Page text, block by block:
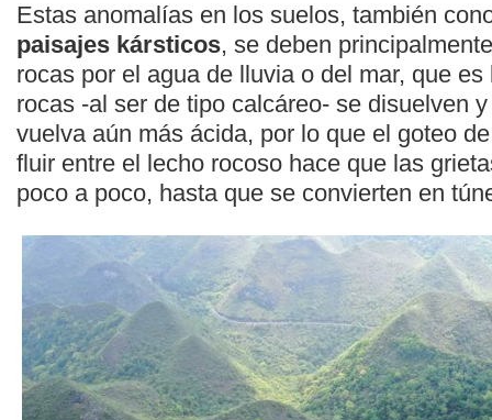
Estas anomalías en los suelos, también
paisajes kársticos, se deben
rocas por el agua de lluvia o del mar, que
rocas -al ser de tipo calcáreo- se disuelven
vuelva aún más ácida, por lo que el goteo
fluir entre el lecho rocoso hace que las
poco a poco, hasta que se convierten en